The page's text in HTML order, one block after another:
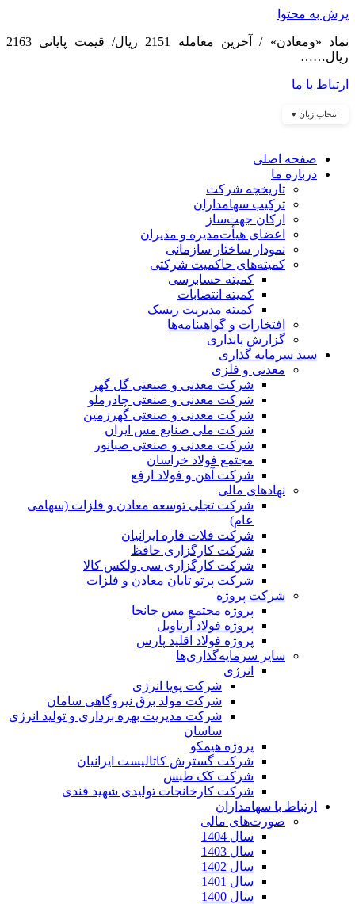
پرش به محتوا
نماد «ومعادن» / آخرین معامله 2151 ریال/ قیمت پایانی 2163
ریال……
ارتباط با ما
انتخاب زبان ▾
صفحه اصلی
درباره ما
تاریخچه شرکت
ترکیب سهامداران
ارکان جهت‌ساز
اعضای هیأت‌مدیره و مدیران
نمودار ساختار سازمانی
کمیته‌های حاکمیت شرکتی
کمیته حسابرسی
کمیته انتصابات
کمیته مدیریت ریسک
افتخارات و گواهینامه‌ها
گزارش پایداری
سبد سرمایه گذاری
معدنی و فلزی
شرکت معدنی و صنعتی گل گهر
شرکت معدنی و صنعتی چادرملو
شرکت معدنی و صنعتی گهرزمین
شرکت ملی صنایع مس ایران
شرکت معدنی و صنعتی صبانور
مجتمع فولاد خراسان
شرکت آهن و فولاد ارفع
نهادهای مالی
شرکت تجلی توسعه معادن و فلزات (سهامی
عام)
شرکت فلات قاره ایرانیان
شرکت کارگزاری حافظ
شرکت کارگزاری سی ولکس کالا
شرکت پرتو تابان معادن و فلزات
شرکت پروژه
پروژه مجتمع مس جانجا
پروژه فولاد آرتاویل
پروژه فولاد اقلید پارس
سایر سرمایه‌گذاری‌ها
انرژی
شرکت پویا انرژی
شرکت مولد برق نیروگاهی سامان
شرکت مدیریت بهره برداری و تولید انرژی
ساسان
پروژه هیمکو
شرکت گسترش کاتالیست ایرانیان
شرکت کک طبس
شرکت کارخانجات تولیدی شهید قندی
ارتباط با سهامداران
صورت‌های مالی
سال 1404
سال 1403
سال 1402
سال 1401
سال 1400